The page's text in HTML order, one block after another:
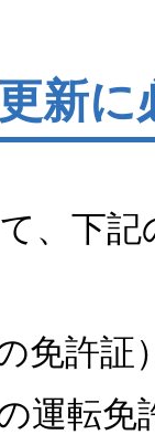
新に
、下
免許証
運転免